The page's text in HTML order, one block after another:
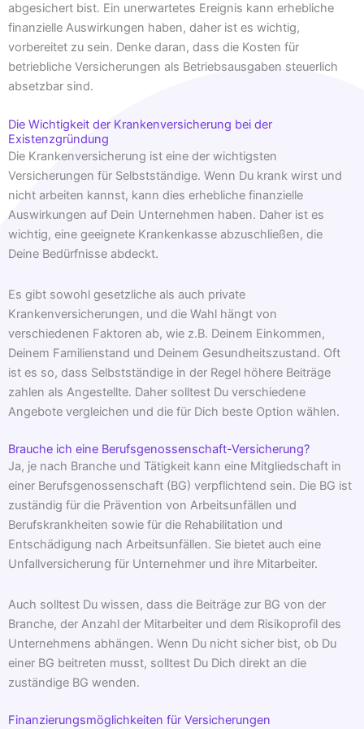
abgesichert bist. Ein unerwartetes Ereignis kann erhebliche
finanzielle Auswirkungen haben, daher ist es wichtig,
vorbereitet zu sein. Denke daran, dass die Kosten für
betriebliche Versicherungen als Betriebsausgaben steuerlich
absetzbar sind.
Die Wichtigkeit der Krankenversicherung bei der
Existenzgründung
Die Krankenversicherung ist eine der wichtigsten
Versicherungen für Selbstständige. Wenn Du krank wirst und
nicht arbeiten kannst, kann dies erhebliche finanzielle
Auswirkungen auf Dein Unternehmen haben. Daher ist es
wichtig, eine geeignete Krankenkasse abzuschließen, die
Deine Bedürfnisse abdeckt.
Es gibt sowohl gesetzliche als auch private
Krankenversicherungen, und die Wahl hängt von
verschiedenen Faktoren ab, wie z.B. Deinem Einkommen,
Deinem Familienstand und Deinem Gesundheitszustand. Oft
ist es so, dass Selbstständige in der Regel höhere Beiträge
zahlen als Angestellte. Daher solltest Du verschiedene
Angebote vergleichen und die für Dich beste Option wählen.
Brauche ich eine Berufsgenossenschaft-Versicherung?
Ja, je nach Branche und Tätigkeit kann eine Mitgliedschaft in
einer Berufsgenossenschaft (BG) verpflichtend sein. Die BG ist
zuständig für die Prävention von Arbeitsunfällen und
Berufskrankheiten sowie für die Rehabilitation und
Entschädigung nach Arbeitsunfällen. Sie bietet auch eine
Unfallversicherung für Unternehmer und ihre Mitarbeiter.
Auch solltest Du wissen, dass die Beiträge zur BG von der
Branche, der Anzahl der Mitarbeiter und dem Risikoprofil des
Unternehmens abhängen. Wenn Du nicht sicher bist, ob Du
einer BG beitreten musst, solltest Du Dich direkt an die
zuständige BG wenden.
Finanzierungsmöglichkeiten für Versicherungen